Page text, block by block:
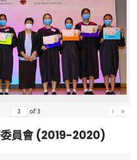
of3 › »
委員會 (2019-2020)